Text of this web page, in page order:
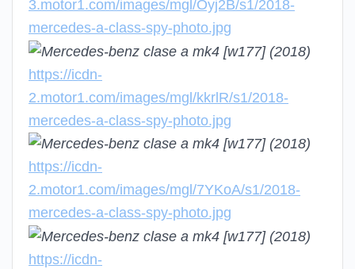
3.motor1.com/images/mgl/Oyj2B/s1/2018-
mercedes-a-class-spy-photo.jpg
https://icdn-
2.motor1.com/images/mgl/kkrlR/s1/2018-
mercedes-a-class-spy-photo.jpg
https://icdn-
2.motor1.com/images/mgl/7YKoA/s1/2018-
mercedes-a-class-spy-photo.jpg
https://icdn-